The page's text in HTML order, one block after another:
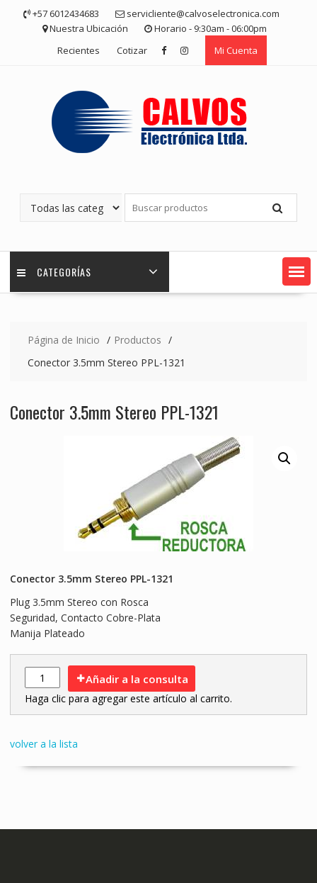
contenido
+57 6012434683
servicliente@calvoselectronica.com
Nuestra Ubicación
Horario - 9:30am - 06:00pm
Recientes
Cotizar Mi Cuenta
CATEGORÍAS
Página de Inicio
Productos
Conector 3.5mm Stereo PPL-1321
Conector 3.5mm Stereo PPL-1321
Conector 3.5mm Stereo PPL-1321
Plug 3.5mm Stereo con Rosca
Seguridad, Contacto Cobre-Plata
Manija Plateado
Añadir a la consulta
Haga clic para agregar este artículo al carrito.
volver a la lista